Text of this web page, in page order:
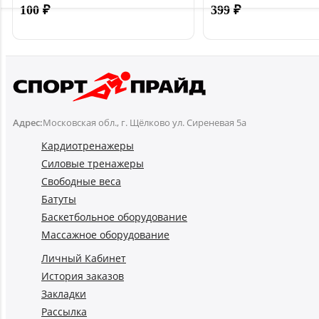
100₽
399₽
Адрес:Московская обл., г. Щёлково ул. Сиреневая 5а
Кардиотренажеры
Силовые тренажеры
Свободные веса
Батуты
Баскетбольное оборудование
Массажное оборудование
Личный Кабинет
История заказов
Закладки
Рассылка